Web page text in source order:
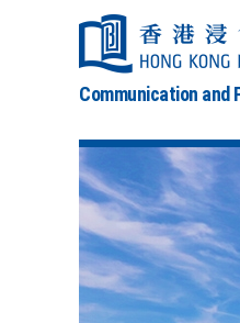
Communication and